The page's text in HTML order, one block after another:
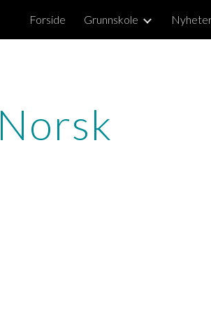
Skip to
Forside Grunnskole
Norsk